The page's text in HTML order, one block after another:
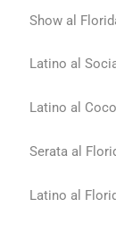
Show al
Latino al
Latino al
Serata al
Latino al